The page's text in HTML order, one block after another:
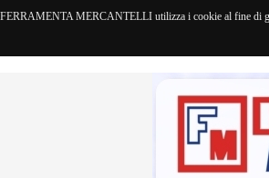
FERRAMENTA MERCANTELLI utilizza i cookie al fine di